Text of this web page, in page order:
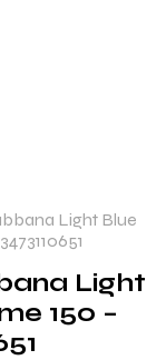
Light Blue
Light
150 –